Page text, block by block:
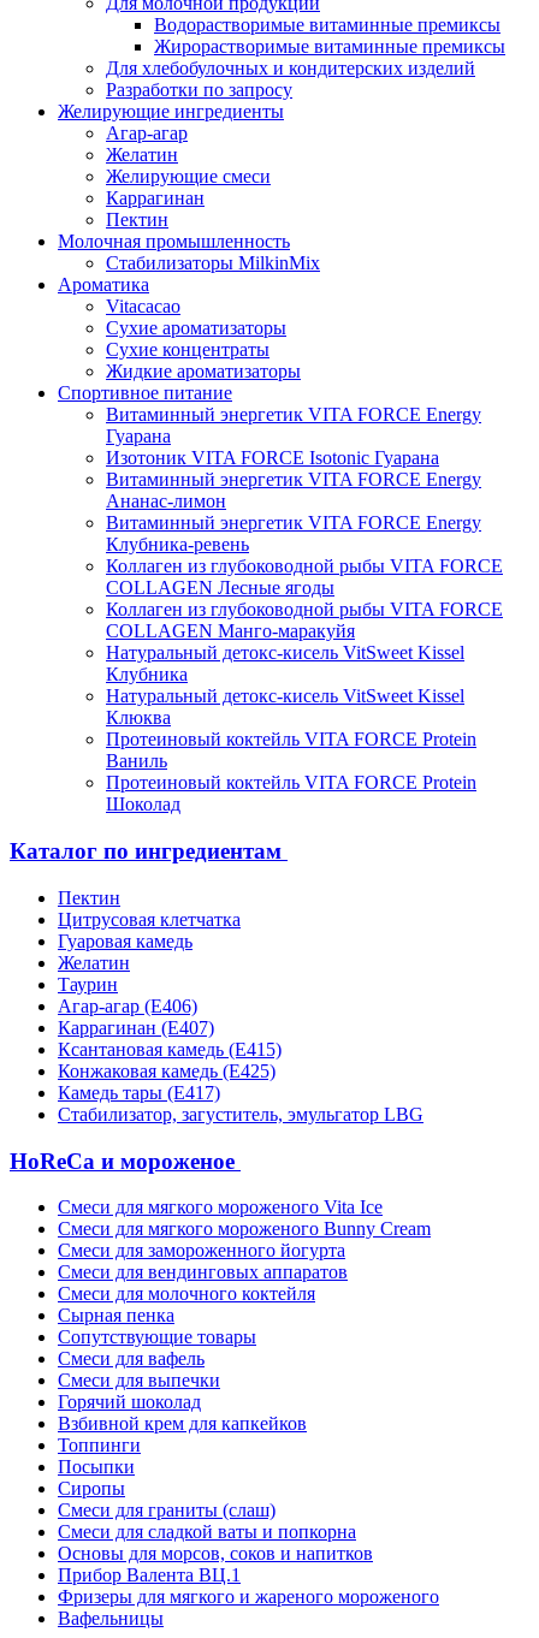
Водорастворимые витаминные премиксы
Жирорастворимые витаминные премиксы
Для хлебобулочных и кондитерских изделий
Разработки по запросу
Желирующие ингредиенты
Агар-агар
Желатин
Желирующие смеси
Каррагинан
Пектин
Молочная промышленность
Стабилизаторы MilkinMix
Ароматика
Vitacacao
Сухие ароматизаторы
Сухие концентраты
Жидкие ароматизаторы
Спортивное питание
Витаминный энергетик VITA FORCE Energy
Гуарана
Изотоник VITA FORCE Isotonic Гуарана
Витаминный энергетик VITA FORCE Energy
Ананас-лимон
Витаминный энергетик VITA FORCE Energy
Клубника-ревень
Коллаген из глубоководной рыбы VITA FORCE
COLLAGEN Лесные ягоды
Коллаген из глубоководной рыбы VITA FORCE
COLLAGEN Манго-маракуйя
Натуральный детокс-кисель VitSweet Kissel
Клубника
Натуральный детокс-кисель VitSweet Kissel
Клюква
Протеиновый коктейль VITA FORCE Protein
Ваниль
Протеиновый коктейль VITA FORCE Protein
Шоколад
Каталог по ингредиентам
Пектин
Цитрусовая клетчатка
Гуаровая камедь
Желатин
Таурин
Агар-агар (Е406)
Каррагинан (Е407)
Ксантановая камедь (Е415)
Конжаковая камедь (Е425)
Камедь тары (Е417)
Стабилизатор, загуститель, эмульгатор LBG
HoReCa и мороженое
Смеси для мягкого мороженого Vita Ice
Смеси для мягкого мороженого Bunny Cream
Смеси для замороженного йогурта
Смеси для вендинговых аппаратов
Смеси для молочного коктейля
Сырная пенка
Сопутствующие товары
Смеси для вафель
Смеси для выпечки
Горячий шоколад
Взбивной крем для капкейков
Топпинги
Посыпки
Сиропы
Смеси для граниты (слаш)
Смеси для сладкой ваты и попкорна
Основы для морсов, соков и напитков
Прибор Валента ВЦ.1
Фризеры для мягкого и жареного мороженого
Вафельницы